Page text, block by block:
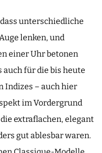
unterschiedliche
lenken, und
einer Uhr betonen
für die bis heute
Indizes – auch hier
im Vordergrund
extraflachen, elegant
gut ablesbar waren.